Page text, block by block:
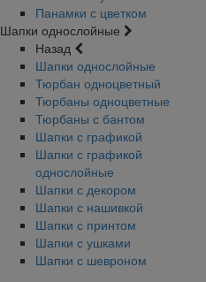
Панамки с цветком
Шапки однослойные
Назад
Шапки однослойные
Тюрбан одноцветный
Тюрбаны одноцветные
Тюрбаны с бантом
Шапки с графикой
Шапки с графикой
однослойные
Шапки с декором
Шапки с нашивкой
Шапки с принтом
Шапки с ушками
Шапки с шевроном